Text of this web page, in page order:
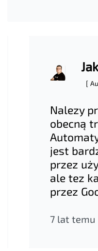
[
Nalezy
obecną
jest
przez
ale tez
przez
7 lat temu